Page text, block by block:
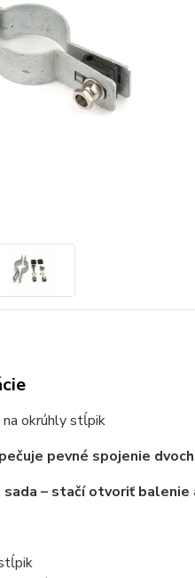
na okrúhly stĺpik
pevné spojenie
– stačí otvoriť balenie